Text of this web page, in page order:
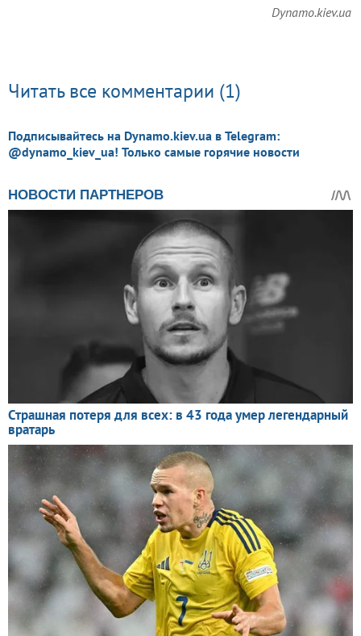
Dynamo.kiev.ua
Читать все комментарии (1)
Подписывайтесь на Dynamo.kiev.ua в Telegram:
@dynamo_kiev_ua! Только самые горячие новости